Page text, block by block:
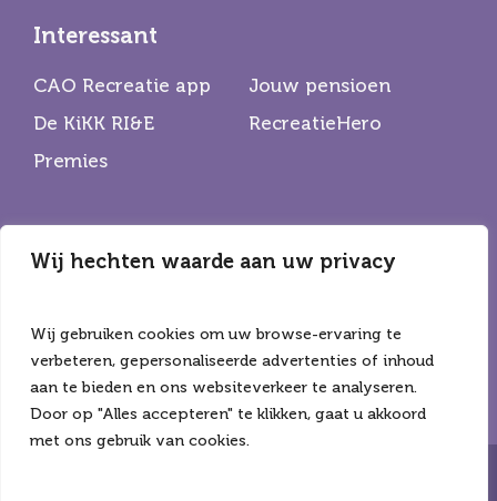
Wij hechten waarde aan uw privacy
Wij gebruiken cookies om uw browse-ervaring te
verbeteren, gepersonaliseerde advertenties of inhoud
aan te bieden en ons websiteverkeer te analyseren.
Door op "Alles accepteren" te klikken, gaat u akkoord
met ons gebruik van cookies.
Interessant
CAO Recreatie app
Jouw pensioen
De KiKK RI&E
RecreatieHero
Premies
Partners
CNV